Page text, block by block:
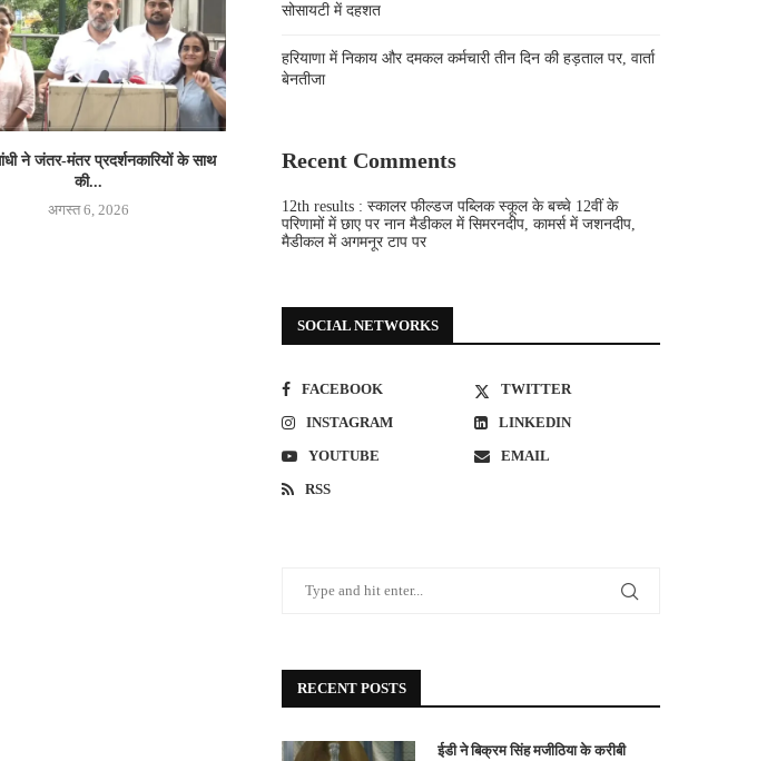
ने जंतर-मंतर प्रदर्शनकारियों के साथ
की...
अगस्त 6, 2026
सोसायटी में दहशत
हरियाणा में निकाय और दमकल कर्मचारी तीन दिन की हड़ताल पर, वार्ता
बेनतीजा
Recent Comments
12th results : स्कालर फील्डज पब्लिक स्कूल के बच्चे 12वीं के
परिणामों में छाएपर नान मैडीकल में सिमरनदीप, कामर्स में जशनदीप,
मैडीकल में अगमनूर टाप पर
SOCIAL NETWORKS
FACEBOOK
TWITTER
INSTAGRAM
LINKEDIN
YOUTUBE
EMAIL
RSS
RECENT POSTS
ईडी ने बिक्रम सिंह मजीठिया के करीबी